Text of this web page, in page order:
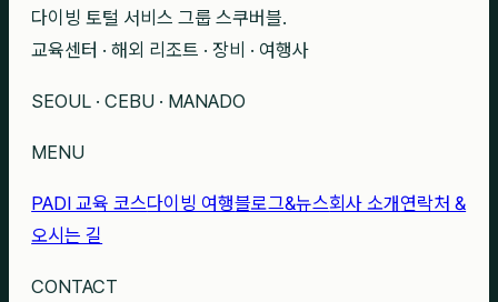
다이빙 토털 서비스 그룹 스쿠버블.
교육센터 · 해외 리조트 · 장비 · 여행사
SEOUL · CEBU · MANADO
MENU
PADI 교육 코스다이빙 여행블로그&뉴스회사 소개 연락처 &
오시는 길
CONTACT